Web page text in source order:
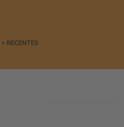
> RECENTES